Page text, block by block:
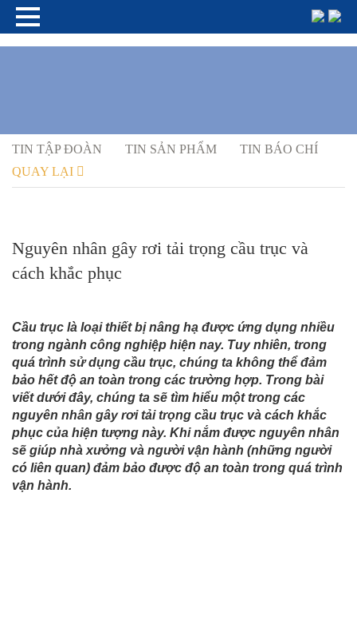
TIN TẬP ĐOÀN TIN SẢN PHẨM
TIN BÁO CHÍ
QUAY LẠI
Nguyên nhân gây rơi tải trọng cầu trục và
cách khắc phục
Cầu trục là loại thiết bị nâng hạ được ứng dụng nhiều
trong ngành công nghiệp hiện nay. Tuy nhiên, trong
quá trình sử dụng cầu trục, chúng ta không thể đảm
bảo hết độ an toàn trong các trường hợp. Trong bài
viết dưới đây, chúng ta sẽ tìm hiểu một trong các
nguyên nhân gây rơi tải trọng cầu trục và cách khắc
phục của hiện tượng này. Khi nắm được nguyên nhân
sẽ giúp nhà xưởng và người vận hành (những người
có liên quan) đảm bảo được độ an toàn trong quá trình
vận hành.